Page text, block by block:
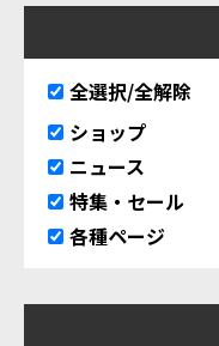
全選択/全解除
ショップ
ニュース
特集・セール
各種ページ